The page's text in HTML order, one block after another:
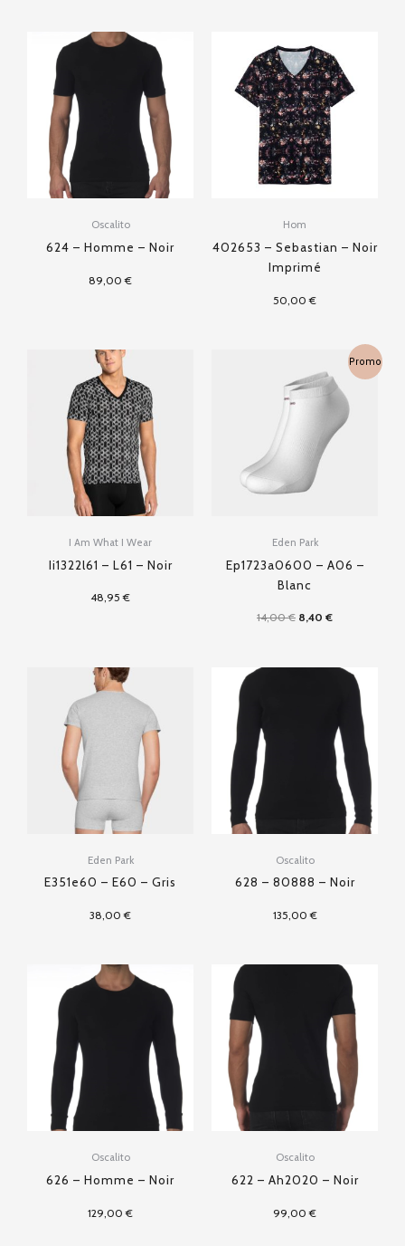
Oscalito
624 – Homme – Noir
89,00€
Hom
402653 – Sebastian – Noir
Imprimé
50,00€
I Am What I Wear
Ii1322l61 – L61 – Noir
48,95€
Promo
Eden Park
Ep1723a0600 – A06 –
Blanc
14,00€
initial
8,40 €
prix
actuel
est :
8,40 €.
Eden Park
E351e60 – E60 – Gris
38,00€
Oscalito
628 – 80888 – Noir
135,00€
Oscalito
626 – Homme – Noir
129,00€
Oscalito
622 – Ah2020 – Noir
99,00€